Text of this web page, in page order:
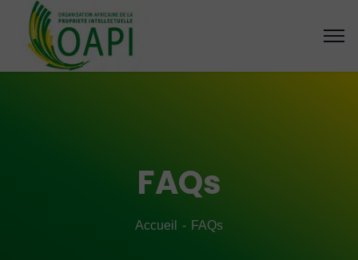
FAQs
Accueil FAQs